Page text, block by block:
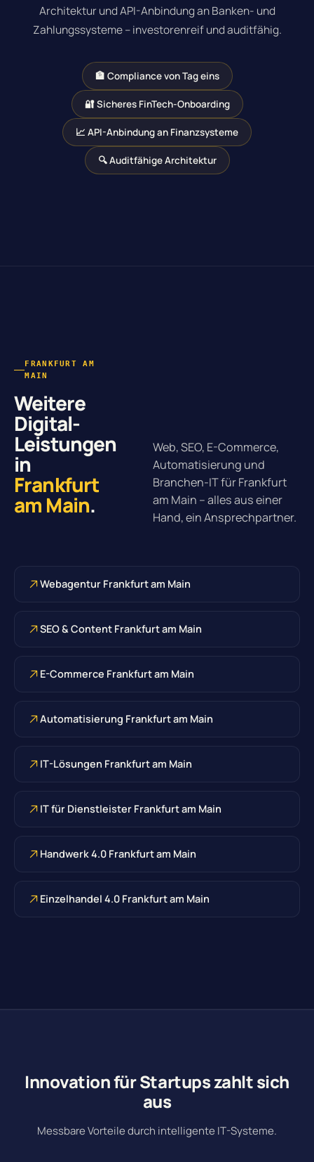
Architektur und API-Anbindung an Banken- und
Zahlungssysteme – investorenreif und auditfähig.
🏦 Compliance von Tag eins
🔐 Sicheres FinTech-Onboarding
📈 API-Anbindung an Finanzsysteme
🔍 Auditfähige Architektur
FRANKFURT AM
MAIN
Weitere
Digital-
Leistungen
in
Frankfurt
am Main.
Web, SEO, E-Commerce,
Automatisierung und
Branchen-IT für Frankfurt
am Main – alles aus einer
Hand, ein Ansprechpartner.
Webagentur Frankfurt am Main
SEO & Content Frankfurt am Main
E-Commerce Frankfurt am Main
Automatisierung Frankfurt am Main
IT-Lösungen Frankfurt am Main
IT für Dienstleister Frankfurt am Main
Handwerk 4.0 Frankfurt am Main
Einzelhandel 4.0 Frankfurt am Main
Innovation für Startups zahlt sich
aus
Messbare Vorteile durch intelligente IT-Systeme.